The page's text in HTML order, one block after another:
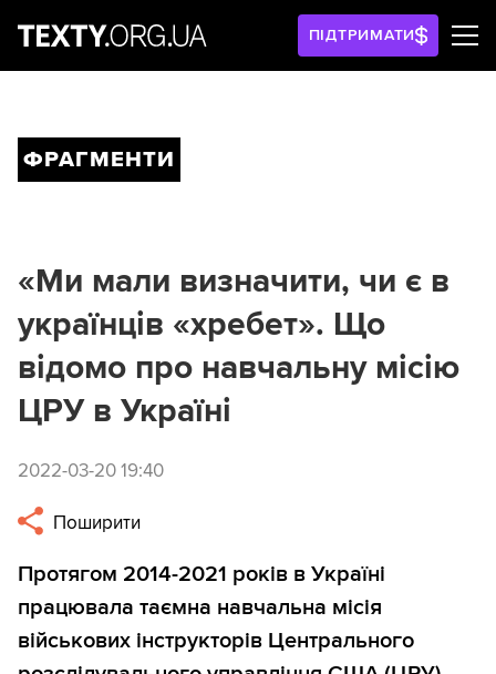
ПІДТРИМАТИ
ФРАГМЕНТИ
«Ми мали визначити, чи є в
українців «хребет». Що
відомо про навчальну місію
ЦРУ в Україні
2022-03-20 19:40
Поширити
Протягом 2014-2021 років в Україні
працювала таємна навчальна місія
військових інструкторів Центрального